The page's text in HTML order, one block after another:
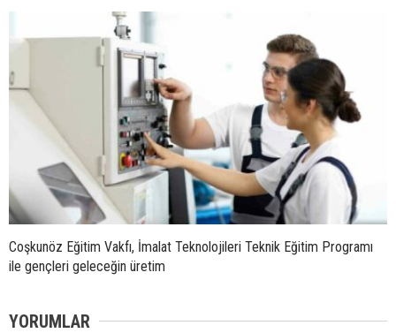
Coşkunöz Eğitim Vakfı, İmalat Teknolojileri Teknik Eğitim Programı
ile gençleri geleceğin üretim
YORUMLAR